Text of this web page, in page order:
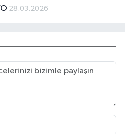
28.03.2026